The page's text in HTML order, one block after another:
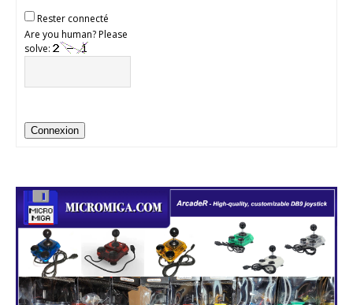
Rester connecté
Are you human? Please
solve:
Connexion